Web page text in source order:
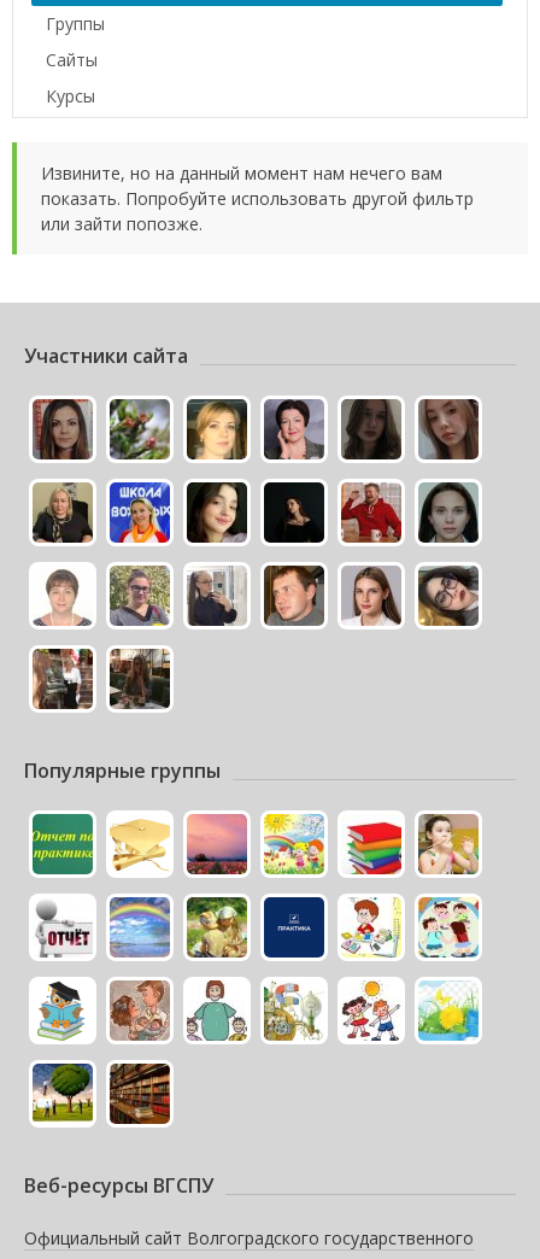
Группы
Сайты
Курсы
Извините, но на данный момент нам нечего вам
показать. Попробуйте использовать другой фильтр
или зайти попозже.
Участники сайта
Популярные группы
Веб-ресурсы ВГСПУ
Официальный сайт Волгоградского государственного